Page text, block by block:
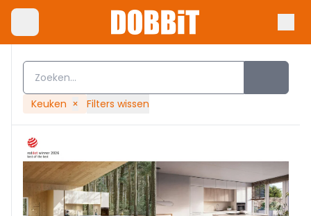
Keuken × Filters wissen